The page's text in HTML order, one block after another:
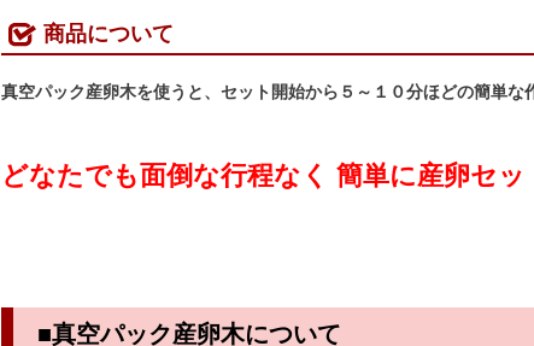
商品について
真空パック産卵木を使うと、セット開始から５～１０分ほどの簡単な
どなたでも面倒な行程なく 簡単に産卵セッ
■真空パック産卵木について